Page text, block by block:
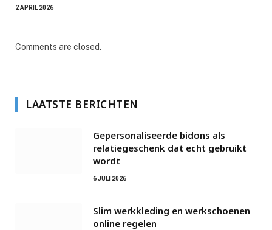
2 APRIL 2026
Comments are closed.
LAATSTE BERICHTEN
Gepersonaliseerde bidons als
relatiegeschenk dat echt gebruikt
wordt
6 JULI 2026
Slim werkkleding en werkschoenen
online regelen